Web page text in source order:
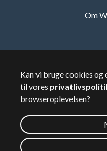
Om
©2026
Kan vi bruge cookies og
til vores
browseroplevelsen?